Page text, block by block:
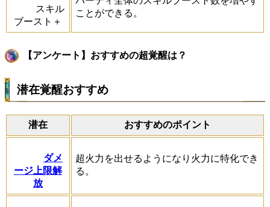
スキル
ブースト＋
ことができる。
【アンケート】おすすめの超覚醒は？
潜在覚醒おすすめ
潜在 おすすめのポイント
ダメ
ージ上限解
放
超火力を出せるようになり火力に特化でき
る。